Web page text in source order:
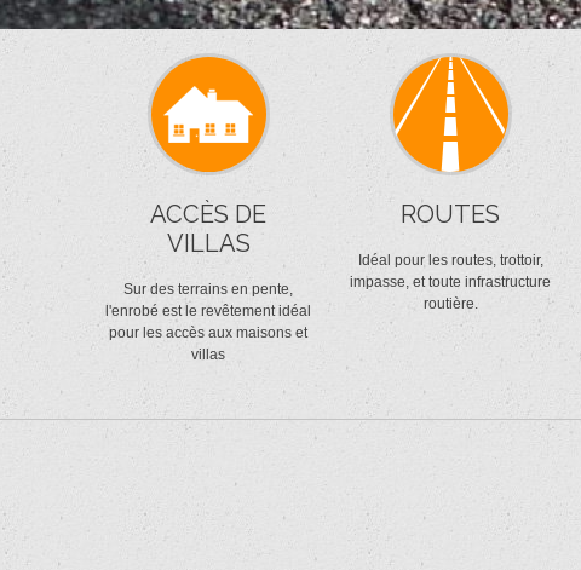
ACCÈS DE
VILLAS
Sur des terrains en pente,
l'enrobé est le revêtement idéal
pour les accès aux maisons et
villas
ROUTES
Idéal pour les routes, trottoir,
impasse, et toute infrastructure
routière.